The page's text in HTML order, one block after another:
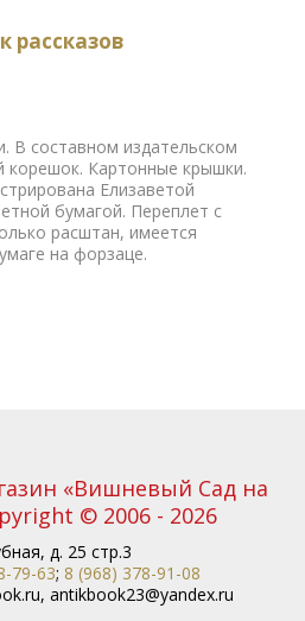
рассказов
В составном издательском
корешок. Картонные крышки.
Елизаветой
бумагой. Переплет с
расштан, имеется
на форзаце.
«Вишневый Сад на
© 2006 - 2026
д. 25 стр.3
79-63; 8 (968) 378-91-08
, antikbook23@yandex.ru